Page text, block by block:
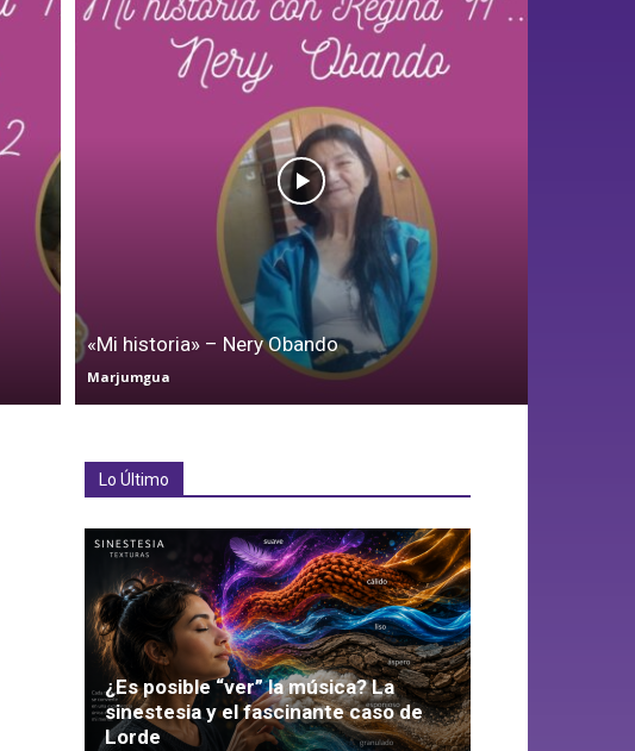
«Mi historia» – Nery Obando
Marjumgua
Lo Último
¿Es posible “ver” la música? La
sinestesia y el fascinante caso de
Lorde